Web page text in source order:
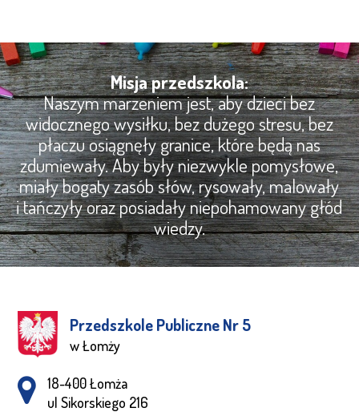
Misja przedszkola:
Naszym marzeniem jest, aby dzieci bez
widocznego wysiłku, bez dużego stresu, bez
płaczu osiągnęły granice, które będą nas
zdumiewały. Aby były niezwykle pomysłowe,
miały bogaty zasób słów, rysowały, malowały
i tańczyły oraz posiadały niepohamowany głód
wiedzy.
Przedszkole Publiczne Nr 5
w Łomży
Adres pocztowy:
18-400 Łomża
ul Sikorskiego 216